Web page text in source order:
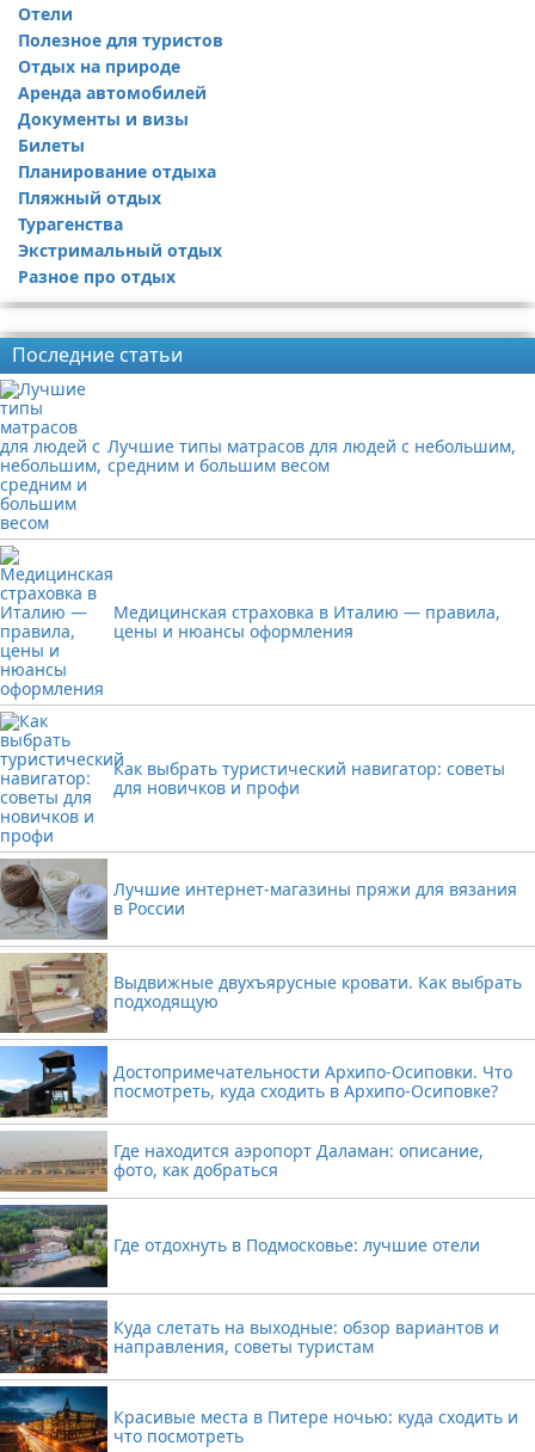
Отели
Полезное для туристов
Отдых на природе
Аренда автомобилей
Документы и визы
Билеты
Планирование отдыха
Пляжный отдых
Турагенства
Экстримальный отдых
Разное про отдых
Последние статьи
Лучшие типы матрасов для людей с небольшим,
средним и большим весом
Медицинская страховка в Италию — правила,
цены и нюансы оформления
Как выбрать туристический навигатор: советы
для новичков и профи
Лучшие интернет-магазины пряжи для вязания
в России
Выдвижные двухъярусные кровати. Как выбрать
подходящую
Достопримечательности Архипо-Осиповки. Что
посмотреть, куда сходить в Архипо-Осиповке?
Где находится аэропорт Даламан: описание,
фото, как добраться
Где отдохнуть в Подмосковье: лучшие отели
Куда слетать на выходные: обзор вариантов и
направления, советы туристам
Красивые места в Питере ночью: куда сходить и
что посмотреть